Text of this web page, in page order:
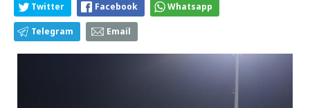
Twitter Facebook Whatsapp
Telegram Email